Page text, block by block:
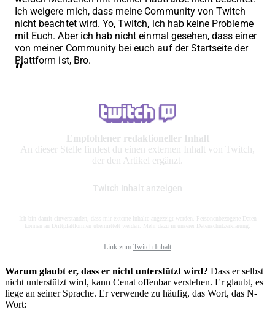
Ich weigere mich, dass meine Community von Twitch
nicht beachtet wird. Yo, Twitch, ich hab keine Probleme
mit Euch. Aber ich hab nicht einmal gesehen, dass einer
von meiner Community bei euch auf der Startseite der
Plattform ist, Bro.
Empfohlener redaktioneller Inhalt
An dieser Stelle findest du einen externen Inhalt von Twitch,
der den Artikel ergänzt.
Twitch Inhalt anzeigen
Ich bin damit einverstanden, dass mir externe Inhalte angezeigt werden. Personenbezogene Daten
können an Drittplattformen übermittelt werden. Mehr dazu in unserer Datenschutzerklärung
Link zum Twitch Inhalt
Warum glaubt er, dass er nicht unterstützt wird? Dass er selbst
nicht unterstützt wird, kann Cenat offenbar verstehen. Er glaubt, es
liege an seiner Sprache. Er verwende zu häufig, das Wort, das N-
Wort: